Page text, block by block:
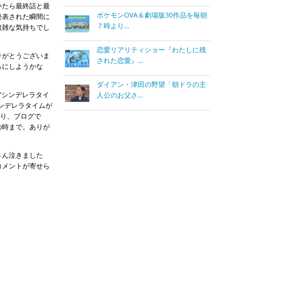
ら最終話と最
された瞬間に
な気持ちでし
とうございま
しようかな
ンデレラタイ
デレラタイムが
、ブログで
まで。ありが
泣きました
ントが寄せら
ポケモンOVA＆劇場版30作品を毎朝
７時より…
恋愛リアリティショー『わたしに残
された恋愛』…
ダイアン・津田の野望「朝ドラの主
人公のお父さ…